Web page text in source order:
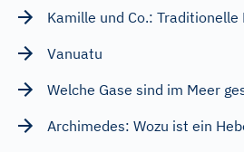
Kamille und Co.: Traditionelle
Vanuatu
Welche Gase sind im Meer
Archimedes: Wozu ist ein